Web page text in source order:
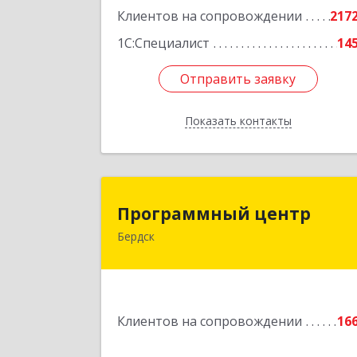
Клиентов на сопровождении
1С:Специалист
Отправить заявку
Показать контакты
Отправить заявку
Назад
Программный центр
Бердск
Клиентов на сопровождении
Программный центр
633004, Новосибирская обл, Бердск г,